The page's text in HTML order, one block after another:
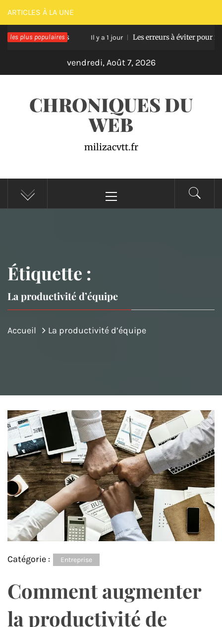
Passer
au
contenu
ARTICLES À LA UNE
les plus populaires
en bois Il y a 1 jour Les erreurs à éviter pour réussir
vendredi, Août 7, 2026
CHRONIQUES DU
WEB
milizacvtt.fr
principal
Étiquette :
La productivité d’équipe
Accueil La productivité d’équipe
Catégorie : Entreprise
Comment augmenter
la productivité de